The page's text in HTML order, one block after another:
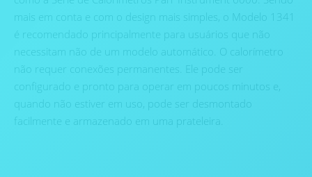
mais em conta e com o design mais simples, o Modelo 1341
é recomendado principalmente para usuários que não
necessitam não de um modelo automático. O calorímetro
não requer conexões permanentes. Ele pode ser
configurado e pronto para operar em poucos minutos e,
quando não estiver em uso, pode ser desmontado
facilmente e armazenado em uma prateleira.